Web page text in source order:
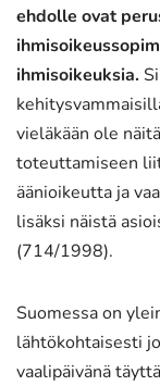
ehdolle ovat
ihmisoikeuksia.
vieläkään ole
toteuttamiseen
äänioikeutta ja
lisäksi näistä
(714/1998).
Suomessa on
lähtökohtaisesti
vaalipäivänä